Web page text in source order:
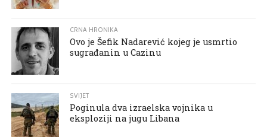
CRNA HRONIKA
Ovo je Šefik Nadarević kojeg je usmrtio
sugrađanin u Cazinu
SVIJET
Poginula dva izraelska vojnika u
eksploziji na jugu Libana